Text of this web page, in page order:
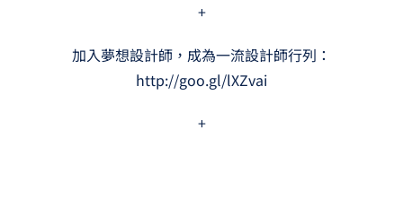
+
加入夢想設計師，成為一流設計師行列：
http://goo.gl/lXZvai
+